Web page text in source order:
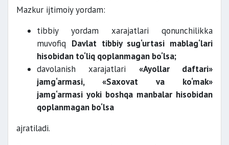
Mazkur ijtimoiy yordam:
tibbiy yordam xarajatlari qonunchilikka
muvofiq Davlat tibbiy sug‘urtasi mablag‘lari
hisobidan to‘liq qoplanmagan bo‘lsa;
davolanish xarajatlari «Ayollar daftari»
jamg‘armasi, «Saxovat va ko‘mak»
jamg‘armasi yoki boshqa manbalar hisobidan
qoplanmagan bo‘lsa
ajratiladi.